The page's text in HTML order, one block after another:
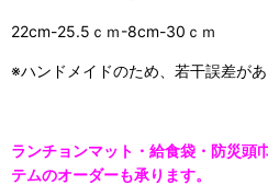
22cm-25.5ｃｍ-8cm-30ｃｍ
※ハンドメイドのため、若干誤差があ
ランチョンマット・給食袋・防災頭
テムのオーダーも承ります。